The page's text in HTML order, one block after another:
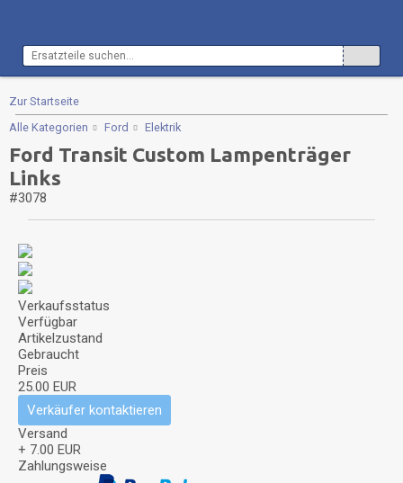
Zur Startseite
Alle Kategorien
Ford Elektrik
Ford Transit Custom Lampenträger
Links
#3078
Verkaufsstatus
Verfügbar
Artikelzustand
Gebraucht
Preis
25.00 EUR
Verkäufer kontaktieren
Versand
+ 7.00 EUR
Zahlungsweise